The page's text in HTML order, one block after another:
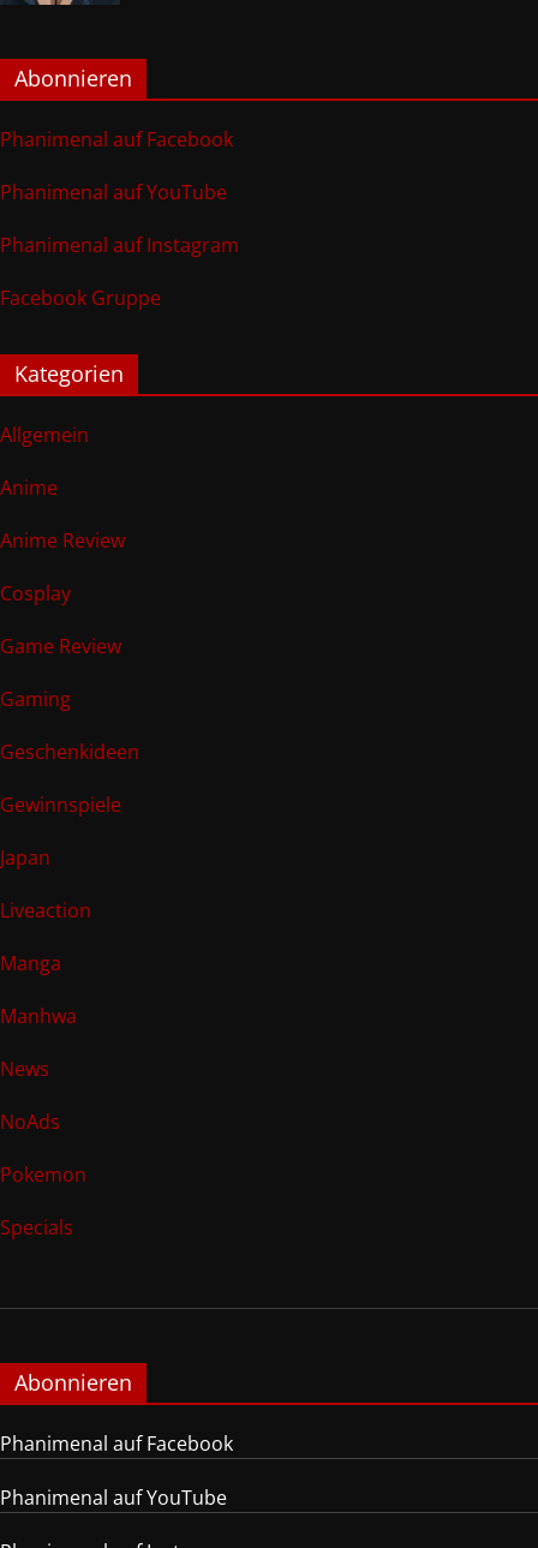
Abonnieren
Phanimenal auf Facebook
Phanimenal auf YouTube
Phanimenal auf Instagram
Facebook Gruppe
Kategorien
Allgemein
Anime
Anime Review
Cosplay
Game Review
Gaming
Geschenkideen
Gewinnspiele
Japan
Liveaction
Manga
Manhwa
News
NoAds
Pokemon
Specials
Abonnieren
Phanimenal auf Facebook
Phanimenal auf YouTube